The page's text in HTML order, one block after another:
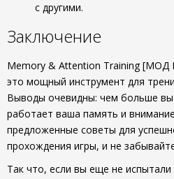
с другими.
Заключение
Memory & Attention Training [МОД
это мощный инструмент для
Выводы очевидны: чем больше вы
работает ваша память и
предложенные советы для
прохождения игры, и не
Так что, если вы еще не испытали